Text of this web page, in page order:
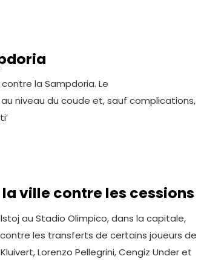
la Sampdoria. Le
niveau du coude et, sauf complications,
ville contre les cessions
au Stadio Olimpico, dans la capitale,
les transferts de certains joueurs de
Lorenzo Pellegrini, Cengiz Under et